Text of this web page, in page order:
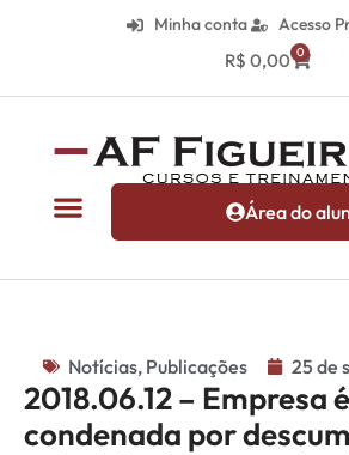
Minha conta Acesso
R$ 0,00 0
Área do
Notícias, Publicações 25 de
2018.06.12 – Empresa é
condenada por